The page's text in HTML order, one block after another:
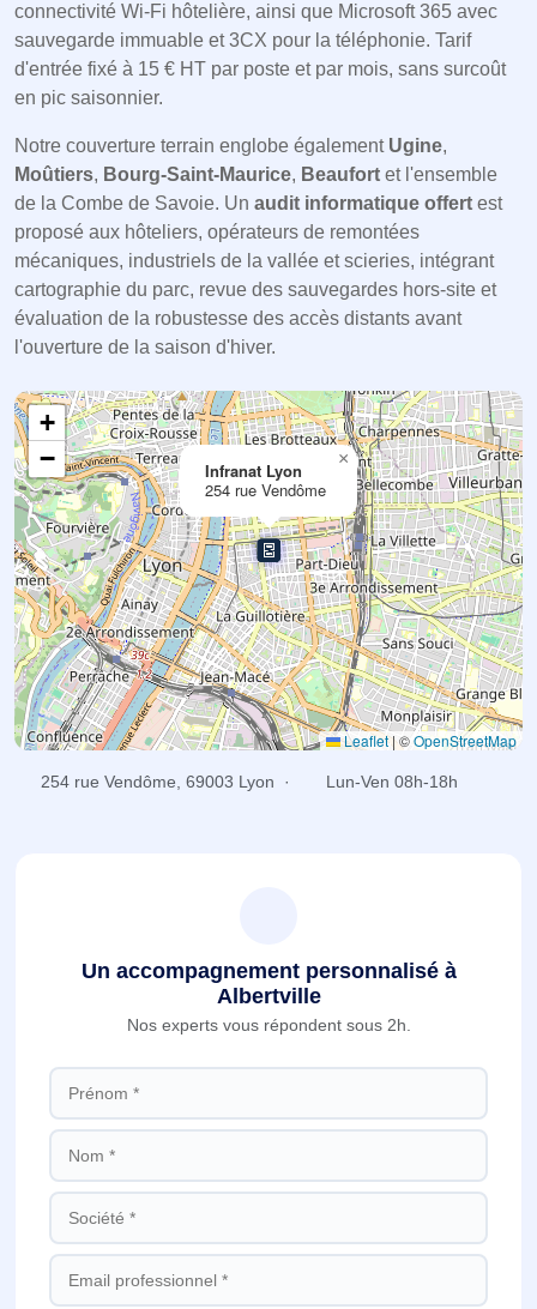
connectivité Wi-Fi hôtelière, ainsi que Microsoft 365 avec
sauvegarde immuable et 3CX pour la téléphonie. Tarif
d'entrée fixé à 15 € HT par poste et par mois, sans surcoût
en pic saisonnier.
Notre couverture terrain englobe également Ugine,
Moûtiers, Bourg-Saint-Maurice, Beaufort et l'ensemble
de la Combe de Savoie. Un audit informatique offert est
proposé aux hôteliers, opérateurs de remontées
mécaniques, industriels de la vallée et scieries, intégrant
cartographie du parc, revue des sauvegardes hors-site et
évaluation de la robustesse des accès distants avant
l'ouverture de la saison d'hiver.
Infranat Lyon
254 rue Vendôme
×
+
−
Leaflet|©OpenStreetMap
254 rue Vendôme, 69003 Lyon · Lun-Ven 08h-18h
Un accompagnement personnalisé à
Albertville
Nos experts vous répondent sous 2h.